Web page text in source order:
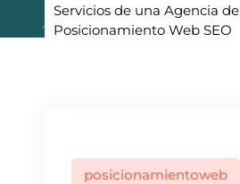
Servicios de una Agencia de
Posicionamiento Web SEO
posicionamientoweb